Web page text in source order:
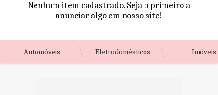
Nenhum item cadastrado. Seja o primeiro a
anunciar algo em nosso site!
Automóveis Eletrodomésticos Imóveis